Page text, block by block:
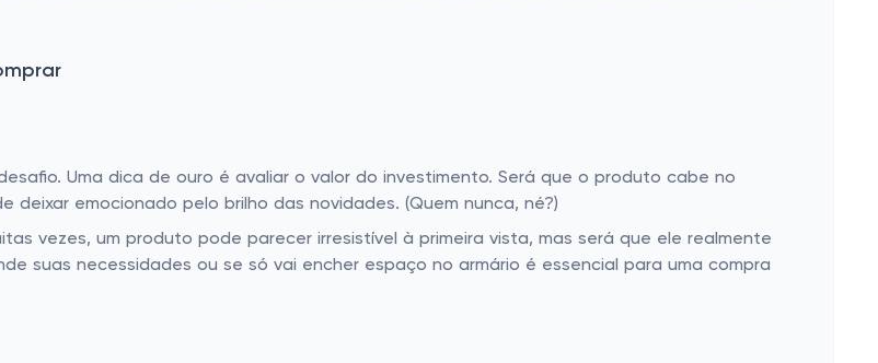
Uma dica de ouro é avaliar o valor do investimento. Será que o produto cabe no
emocionado pelo brilho das novidades. (Quem nunca, né?)
vezes, um produto pode parecer irresistível à primeira vista, mas será que ele realmente
suas necessidades ou se só vai encher espaço no armário é essencial para uma compra